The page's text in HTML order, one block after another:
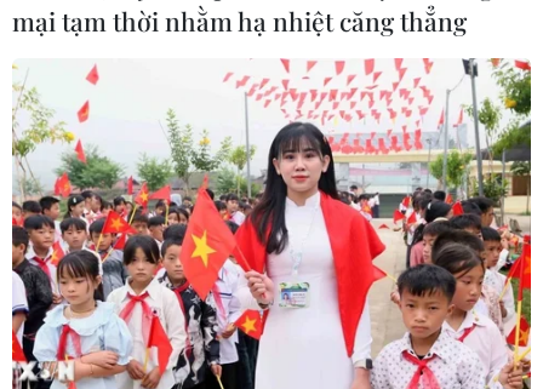
TIN LIÊN QUAN
mại tạm thời nhằm hạ nhiệt căng thẳng